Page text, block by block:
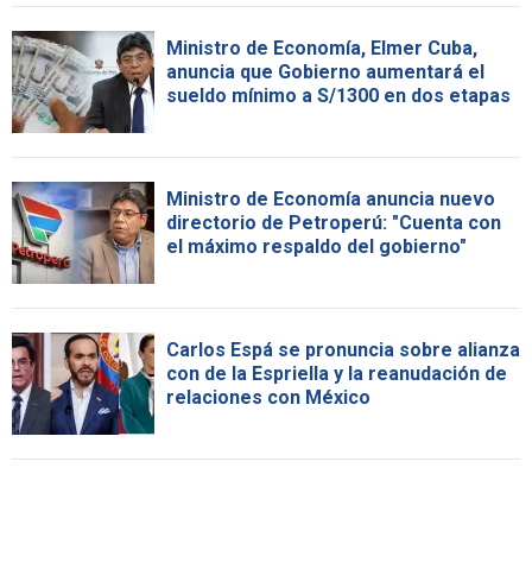
Ministro de Economía, Elmer Cuba,
anuncia que Gobierno aumentará el
sueldo mínimo a S/1300 en dos etapas
Ministro de Economía anuncia nuevo
directorio de Petroperú: "Cuenta con
el máximo respaldo del gobierno"
Carlos Espá se pronuncia sobre alianza
con de la Espriella y la reanudación de
relaciones con México